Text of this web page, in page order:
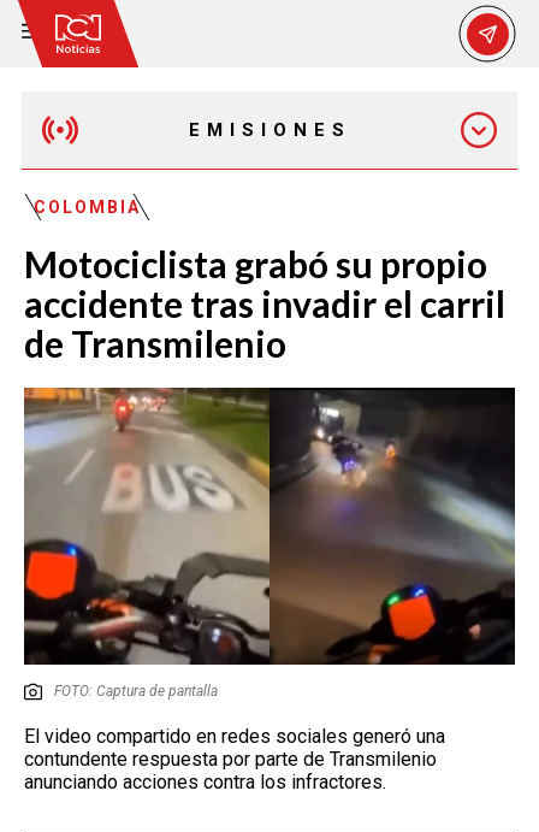
EMISIONES
EMISIÓN 7:00 PM
COLOMBIA
Motociclista grabó su propio
accidente tras invadir el carril
de Transmilenio
FOTO: Captura de pantalla
El video compartido en redes sociales generó una
contundente respuesta por parte de Transmilenio
anunciando acciones contra los infractores.